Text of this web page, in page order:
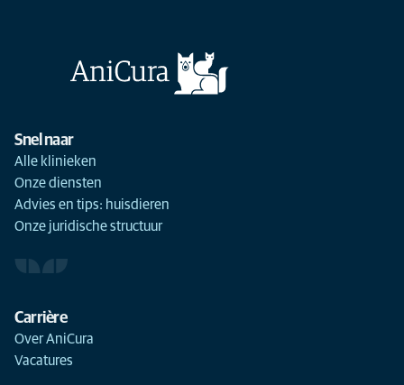
Snel naar
Alle klinieken
Onze diensten
Advies en tips: huisdieren
Onze juridische structuur
Carrière
Over AniCura
Vacatures